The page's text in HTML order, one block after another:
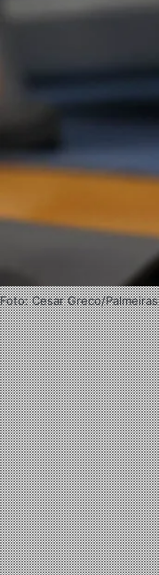
Foto: Cesar Greco/Palmeiras